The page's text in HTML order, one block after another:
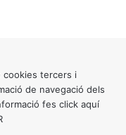
cookies tercers i
de navegació dels
fes click aquí